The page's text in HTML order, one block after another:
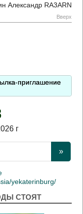
Александр RA3ARN
Вверх
приглашение
г
yekaterinburg/
СТОЯТ